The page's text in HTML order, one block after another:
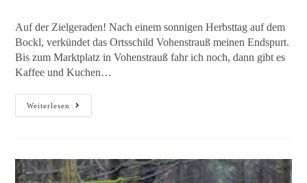
Auf der Zielgeraden! Nach einem sonnigen Herbsttag auf dem
Bockl, verkündet das Ortsschild Vohenstrauß meinen Endspurt.
Bis zum Marktplatz in Vohenstrauß fahr ich noch, dann gibt es
Kaffee und Kuchen…
Weiterlesen